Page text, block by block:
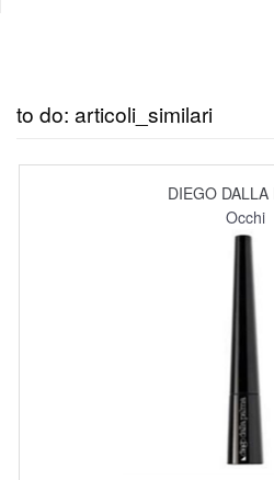
to do: articoli_similari
DIEGO DALLA
Occhi